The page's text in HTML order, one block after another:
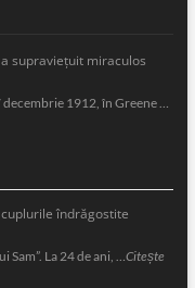
supravieţuit miraculos
decembrie 1912, în Greene …
îndrăgostite
Sam”. La 24 de ani, …Citește